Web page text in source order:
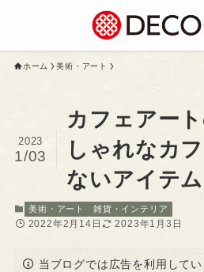
ホーム 美術・アート
カフェアー
しゃれなカ
ないアイテム
2023
1/03
美術・アート 雑貨・インテリア
2022年2月14日 2023年1月3日
当ブログでは広告を利用してい